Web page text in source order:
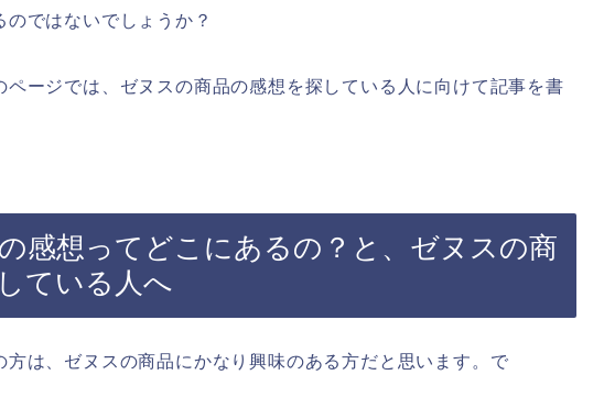
ではないでしょうか？
ページでは、ゼヌスの商品の感想を探している人に向けて記事を書
感想ってどこにあるの？と、ゼヌスの商
ている人へ
方は、ゼヌスの商品にかなり興味のある方だと思います。で